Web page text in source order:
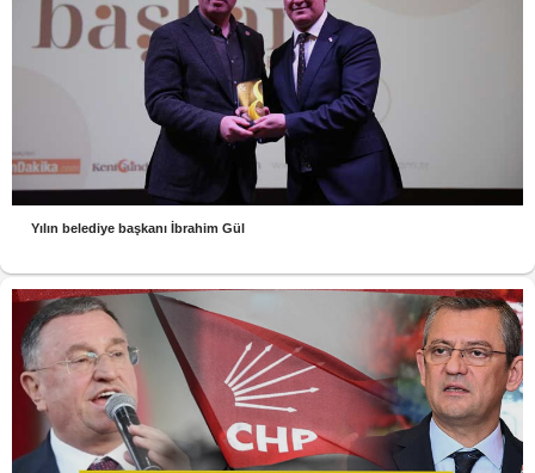
Yılın belediye başkanı İbrahim Gül